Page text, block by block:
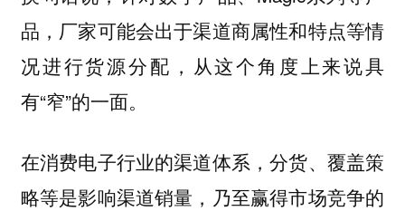
品，厂家可能会出于渠道商属性和特点等情
况进行货源分配，从这个角度上来说具
有“窄”的一面。
在消费电子行业的渠道体系，分货、覆盖策
略等是影响渠道销量，乃至赢得市场竞争的